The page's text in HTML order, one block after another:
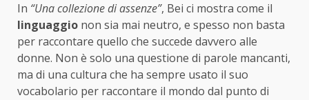
In “Una collezione di assenze”, Bei ci mostra come il
linguaggio non sia mai neutro, e spesso non basta
per raccontare quello che succede davvero alle
donne. Non è solo una questione di parole mancanti,
ma di una cultura che ha sempre usato il suo
vocabolario per raccontare il mondo dal punto di